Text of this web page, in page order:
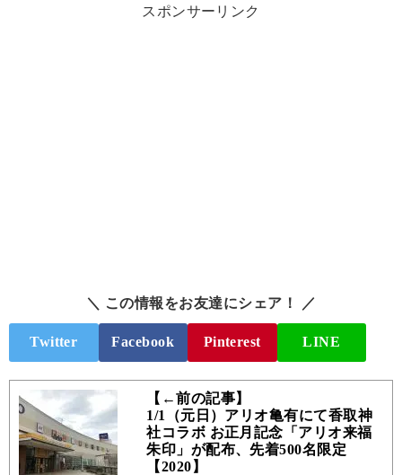
スポンサーリンク
＼ この情報をお友達にシェア！ ／
Twitter Facebook Pinterest LINE
【←前の記事】
1/1（元日）アリオ亀有にて香取神
社コラボ お正月記念「アリオ来福
朱印」が配布、先着500名限定
【2020】